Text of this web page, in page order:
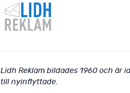
Lidh Reklam bildades 1960 och är
till nyinflyttade.